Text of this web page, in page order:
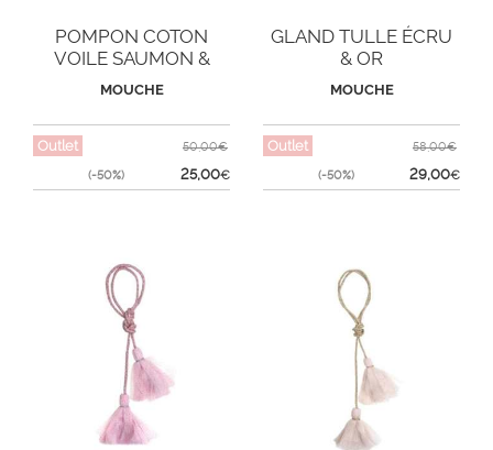
POMPON COTON
VOILE SAUMON &
ARGENT PM
MOUCHE
Outlet
(-50%)
50,00€
25,00€
GLAND TULLE ÉCRU
& OR
MOUCHE
Outlet
(-50%)
58,00€
29,00€